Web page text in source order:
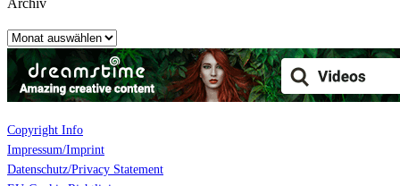
Archiv
Copyright Info
Impressum/Imprint
Datenschutz/Privacy Statement